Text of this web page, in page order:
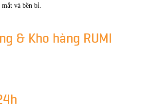
mắt và bền bỉ.
& Kho hàng RUMI